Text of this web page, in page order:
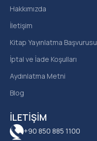
İLETIŞIM
+90 850 885 1100
Hakkımızda
İletişim
Kitap Yayınlatma Başvurusu
İptal ve İade Koşulları
Aydınlatma Metni
Blog